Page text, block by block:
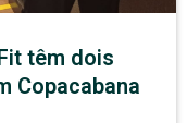
têm dois
Copacabana